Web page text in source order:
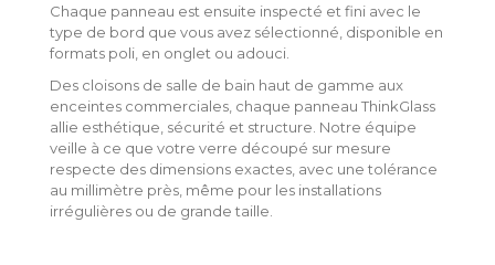
Chaque panneau est ensuite inspecté et fini avec le
type de bord que vous avez sélectionné, disponible en
formats poli, en onglet ou adouci.
Des cloisons de salle de bain haut de gamme aux
enceintes commerciales, chaque panneau ThinkGlass
allie esthétique, sécurité et structure. Notre équipe
veille à ce que votre verre découpé sur mesure
respecte des dimensions exactes, avec une tolérance
au millimètre près, même pour les installations
irrégulières ou de grande taille.